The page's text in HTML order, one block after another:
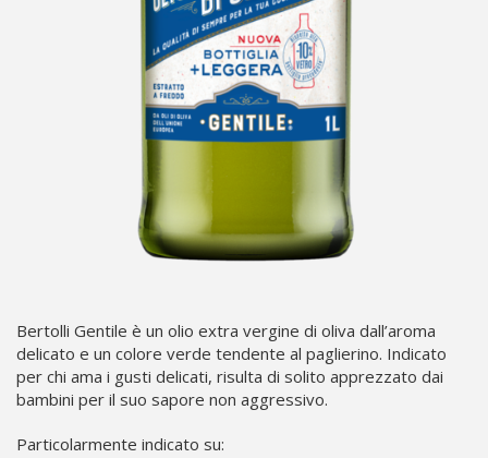
Bertolli Gentile è un olio extra vergine di oliva dall’aroma
delicato e un colore verde tendente al paglierino. Indicato
per chi ama i gusti delicati, risulta di solito apprezzato dai
bambini per il suo sapore non aggressivo.
Particolarmente indicato su: